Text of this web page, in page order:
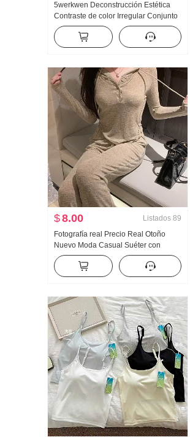
5werkwen Deconstrucción Estética
Contraste de color Irregular Conjunto
Grupo Oblicuo Hombro Lai
Competencia Er Chaleco Oblicuo
Péndulo Falda corta Conjunto
$8.00 Listados 89
Fotografía real Precio Real Otoño
Nuevo Moda Casual Suéter con
capucha Wei Pantalones Adelgazante
Conjunto Traje deportivo Mujer Moda